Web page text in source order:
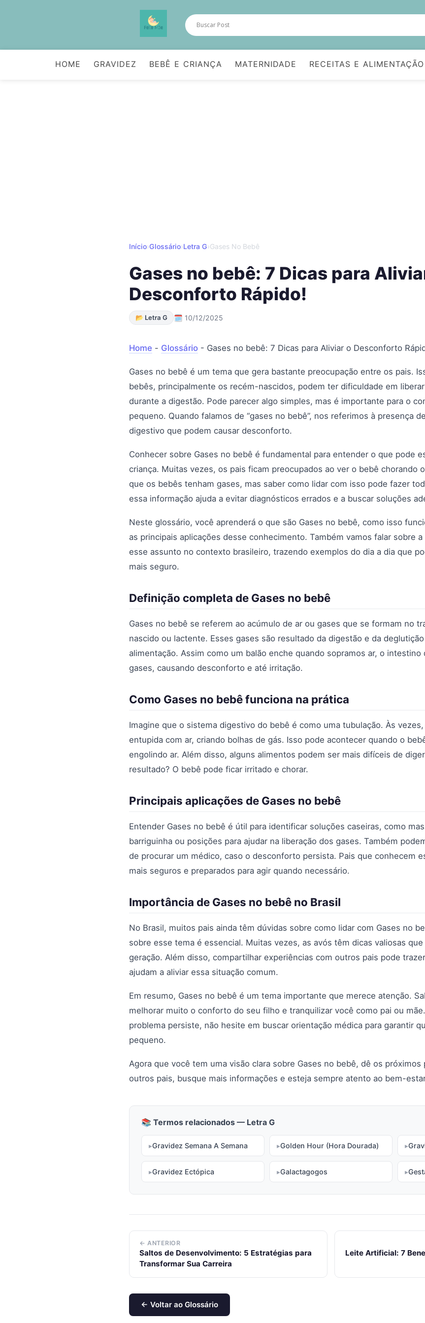
HOME GRAVIDEZ BEBÊ E CRIANÇA MATERNIDADE RECEITAS E ALIMENTAÇÃO
Início›Glossário›Letra G›Gases No Bebê
Gases no bebê: 7 Dicas para
Desconforto Rápido!
📂 Letra G 🗓 10/12/2025
Home - Glossário - Gases no bebê: 7 Dicas para Aliviar o Desconforto
Gases no bebê é um tema que gera bastante preocupação entre os pais.
bebês, principalmente os recém-nascidos, podem ter dificuldade em
durante a digestão. Pode parecer algo simples, mas é importante para o
pequeno. Quando falamos de “gases no bebê”, nos referimos à presença
digestivo que podem causar desconforto.
Conhecer sobre Gases no bebê é fundamental para entender o que pode
criança. Muitas vezes, os pais ficam preocupados ao ver o bebê chorando
que os bebês tenham gases, mas saber como lidar com isso pode fazer
essa informação ajuda a evitar diagnósticos errados e a buscar soluções
Neste glossário, você aprenderá o que são Gases no bebê, como isso
as principais aplicações desse conhecimento. Também vamos falar sobre
esse assunto no contexto brasileiro, trazendo exemplos do dia a dia que
mais seguro.
Definição completa de Gases no bebê
Gases no bebê se referem ao acúmulo de ar ou gases que se formam no
nascido ou lactente. Esses gases são resultado da digestão e da
alimentação. Assim como um balão enche quando sopramos ar, o
gases, causando desconforto e até irritação.
Como Gases no bebê funciona na prática
Imagine que o sistema digestivo do bebê é como uma tubulação. Às
entupida com ar, criando bolhas de gás. Isso pode acontecer quando o
engolindo ar. Além disso, alguns alimentos podem ser mais difíceis de
resultado? O bebê pode ficar irritado e chorar.
Principais aplicações de Gases no bebê
Entender Gases no bebê é útil para identificar soluções caseiras, como
barriguinha ou posições para ajudar na liberação dos gases. Também
de procurar um médico, caso o desconforto persista. Pais que conhecem
mais seguros e preparados para agir quando necessário.
Importância de Gases no bebê no Brasil
No Brasil, muitos pais ainda têm dúvidas sobre como lidar com Gases no
sobre esse tema é essencial. Muitas vezes, as avós têm dicas valiosas
geração. Além disso, compartilhar experiências com outros pais pode
ajudam a aliviar essa situação comum.
Em resumo, Gases no bebê é um tema importante que merece atenção.
melhorar muito o conforto do seu filho e tranquilizar você como pai ou
problema persiste, não hesite em buscar orientação médica para garantir
pequeno.
Agora que você tem uma visão clara sobre Gases no bebê, dê os próximos
outros pais, busque mais informações e esteja sempre atento ao bem-
📚 Termos relacionados — Letra G
Gravidez Semana A Semana Golden Hour (Hora Dourada)
Gravidez Ectópica Galactagogos
← ANTERIOR
Saltos de Desenvolvimento: 5 Estratégias para
Transformar Sua Carreira
Leite Artificial: 7
← Voltar ao Glossário